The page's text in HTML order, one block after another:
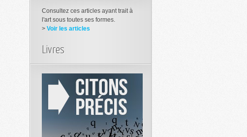
Consultez ces articles ayant trait à
l'art sous toutes ses formes.
> Voir les articles
Livres